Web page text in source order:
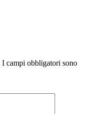
I campi obbligatori sono